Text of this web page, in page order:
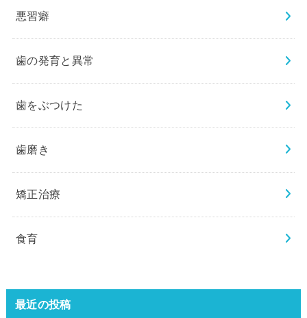
悪習癖
歯の発育と異常
歯をぶつけた
歯磨き
矯正治療
食育
最近の投稿